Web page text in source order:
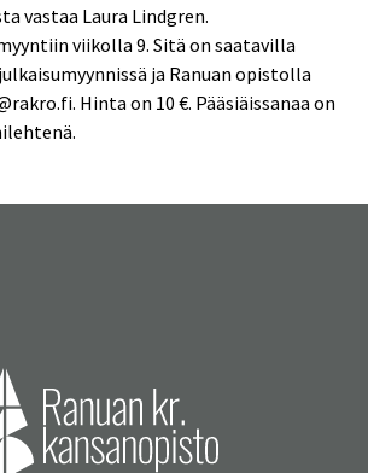
vastaa Laura Lindgren.
viikolla 9. Sitä on saatavilla
ja Ranuan opistolla
Hinta on 10 €. Pääsiäissanaa on